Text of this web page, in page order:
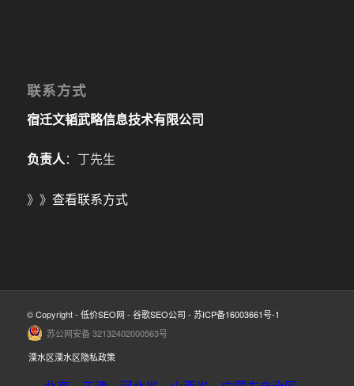
联系方式
宿迁文韬武略信息技术有限公司
负责人：丁先生
》》 查看联系方式
© Copyright - 低价SEO网 - 谷歌SEO公司 - 苏ICP备16003661号-1
苏公网安备 32132402000563号
溧水区溧水区隐私政策